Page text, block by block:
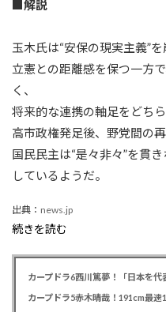
■解説
玉木氏は“安保の現実主義”
立憲との距離感を保つ一方
く、
将来的な連携の軸足をどち
高市政権発足後、野党間の
国民民主は“是々非々”を貫
しているようだ。
出典： news.jp
続きを読む